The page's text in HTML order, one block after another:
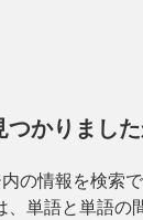
かりました
の情報を検索
、単語と単語の